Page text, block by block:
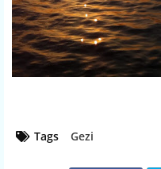
Tags Gezi